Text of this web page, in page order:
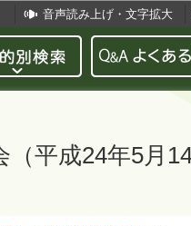
音声読み上げ・文字拡大
平成24年5月14